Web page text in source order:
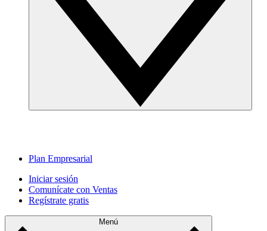
Plan Empresarial
Iniciar sesión
Comunícate con Ventas
Regístrate gratis
Menú